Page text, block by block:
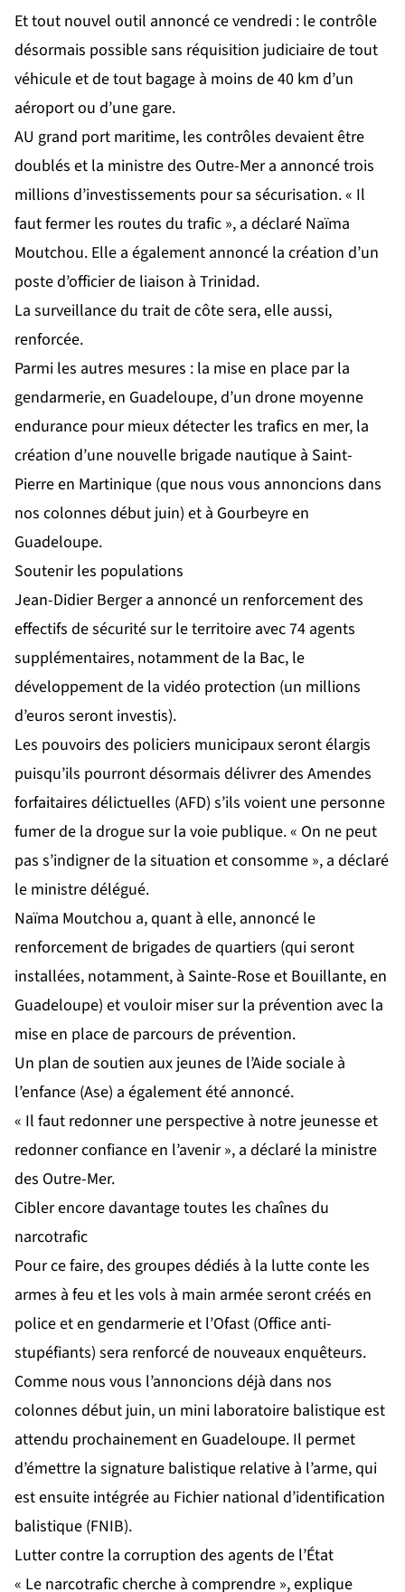
Et tout nouvel outil annoncé ce vendredi : le contrôle
désormais possible sans réquisition judiciaire de tout
véhicule et de tout bagage à moins de 40 km d’un
aéroport ou d’une gare.
AU grand port maritime, les contrôles devaient être
doublés et la ministre des Outre-Mer a annoncé trois
millions d’investissements pour sa sécurisation. « Il
faut fermer les routes du trafic », a déclaré Naïma
Moutchou. Elle a également annoncé la création d’un
poste d’officier de liaison à Trinidad.
La surveillance du trait de côte sera, elle aussi,
renforcée.
Parmi les autres mesures : la mise en place par la
gendarmerie, en Guadeloupe, d’un drone moyenne
endurance pour mieux détecter les trafics en mer, la
création d’une nouvelle brigade nautique à Saint-
Pierre en Martinique (que nous vous annoncions dans
nos colonnes début juin) et à Gourbeyre en
Guadeloupe.
Soutenir les populations
Jean-Didier Berger a annoncé un renforcement des
effectifs de sécurité sur le territoire avec 74 agents
supplémentaires, notamment de la Bac, le
développement de la vidéo protection (un millions
d’euros seront investis).
Les pouvoirs des policiers municipaux seront élargis
puisqu’ils pourront désormais délivrer des Amendes
forfaitaires délictuelles (AFD) s’ils voient une personne
fumer de la drogue sur la voie publique. « On ne peut
pas s’indigner de la situation et consomme », a déclaré
le ministre délégué.
Naïma Moutchou a, quant à elle, annoncé le
renforcement de brigades de quartiers (qui seront
installées, notamment, à Sainte-Rose et Bouillante, en
Guadeloupe) et vouloir miser sur la prévention avec la
mise en place de parcours de prévention.
Un plan de soutien aux jeunes de l’Aide sociale à
l’enfance (Ase) a également été annoncé.
« Il faut redonner une perspective à notre jeunesse et
redonner confiance en l’avenir », a déclaré la ministre
des Outre-Mer.
Cibler encore davantage toutes les chaînes du
narcotrafic
Pour ce faire, des groupes dédiés à la lutte conte les
armes à feu et les vols à main armée seront créés en
police et en gendarmerie et l’Ofast (Office anti-
stupéfiants) sera renforcé de nouveaux enquêteurs.
Comme nous vous l’annoncions déjà dans nos
colonnes début juin, un mini laboratoire balistique est
attendu prochainement en Guadeloupe. Il permet
d’émettre la signature balistique relative à l’arme, qui
est ensuite intégrée au Fichier national d’identification
balistique (FNIB).
Lutter contre la corruption des agents de l’État
« Le narcotrafic cherche à comprendre », explique